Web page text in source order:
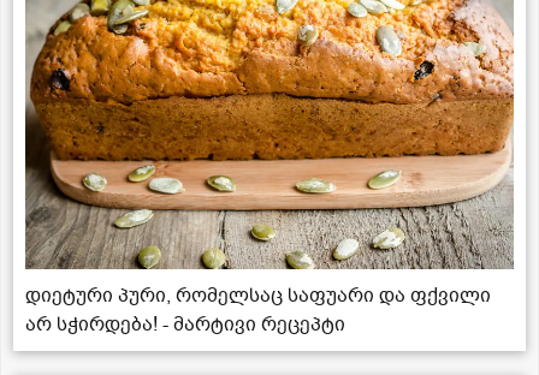
დიეტური პური, რომელსაც საფუარი და ფქვილი
არ სჭირდება! - მარტივი რეცეპტი